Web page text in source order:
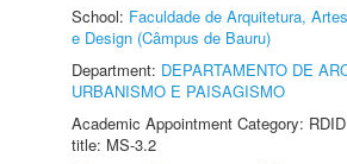
School: Faculdade de Arquitetura,
e Design (Câmpus de Bauru)
Department: DEPARTAMENTO DE
URBANISMO E PAISAGISMO
Academic Appointment Category:
title: MS-3.2